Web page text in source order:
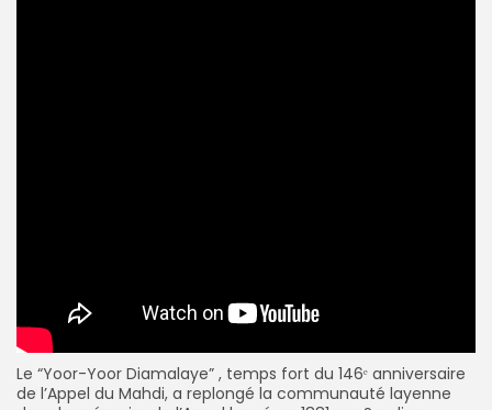
Le “Yoor-Yoor Diamalaye” , temps fort du 146ᵉ anniversaire
de l’Appel du Mahdi, a replongé la communauté layenne